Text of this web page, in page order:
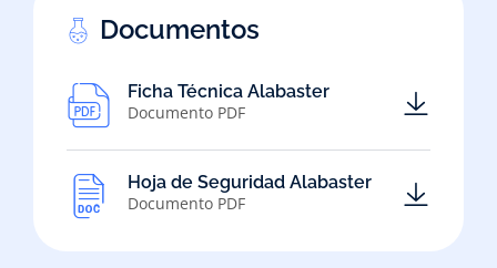
Documentos
Ficha Técnica Alabaster
Documento PDF
Hoja de Seguridad Alabaster
Documento PDF